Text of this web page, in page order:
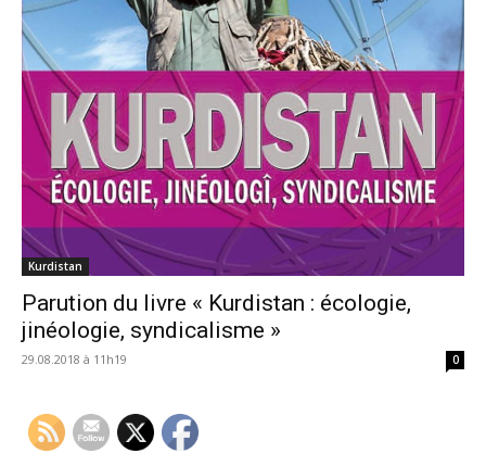
Kurdistan
Parution du livre « Kurdistan : écologie,
jinéologie, syndicalisme »
29.08.2018 à 11h19 0